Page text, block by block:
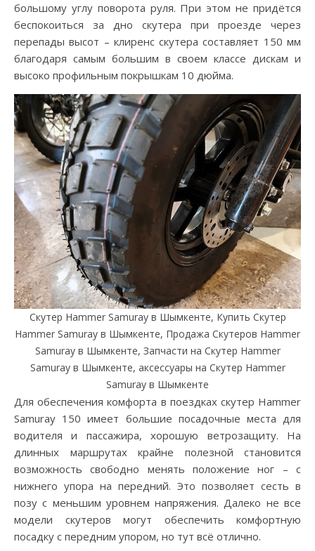
большому углу поворота руля. При этом не придётся
беспокоиться за дно скутера при проезде через
перепады высот – клиренс скутера составляет 150 мм
благодаря самым большим в своем классе дискам и
высоко профильным покрышкам 10 дюйма.
Скутер Hammer Samuray в Шымкенте, Купить Скутер
Hammer Samuray в Шымкенте, Продажа Скутеров Hammer
Samuray в Шымкенте, Запчасти на Скутер Hammer
Samuray в Шымкенте, аксессуары на Скутер Hammer
Samuray в Шымкенте
Для обеспечения комфорта в поездках скутер Hammer
Samuray 150 имеет большие посадочные места для
водителя и пассажира, хорошую ветрозащиту. На
длинных маршрутах крайне полезной становится
возможность свободно менять положение ног – с
нижнего упора на передний. Это позволяет сесть в
позу с меньшим уровнем напряжения. Далеко не все
модели скутеров могут обеспечить комфортную
посадку с передним упором, но тут всё отлично.